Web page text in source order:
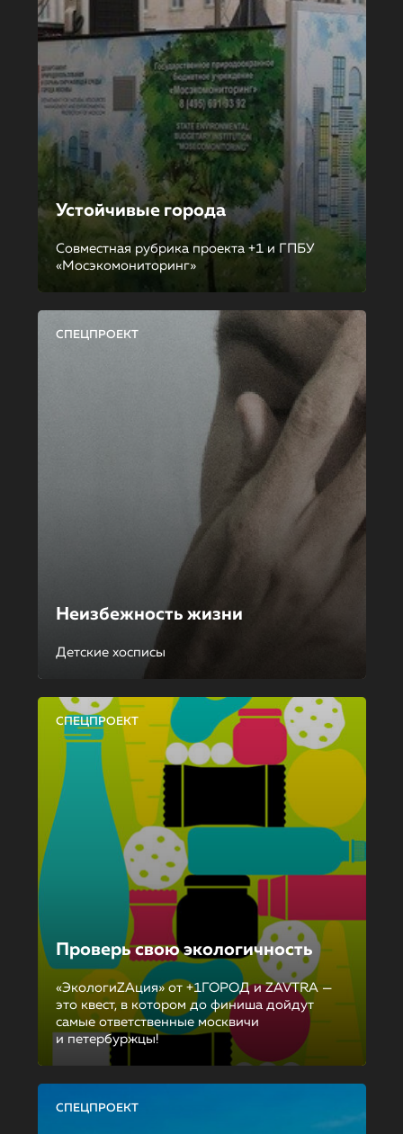
Устойчивые города
Совместная рубрика проекта +1 и ГПБУ
«Мосэкомониторинг»
СПЕЦПРОЕКТ
Неизбежность жизни
Детские хосписы
СПЕЦПРОЕКТ
Проверь свою экологичность
«ЭкологиZAция» от +1ГОРОД и ZAVTRA —
это квест, в котором до финиша дойдут
самые ответственные москвичи
и петербуржцы!
СПЕЦПРОЕКТ